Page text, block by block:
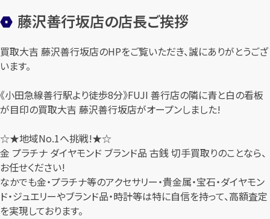
藤沢善行坂店の店長ご挨拶
買取大吉 藤沢善行坂店のHPをご覧いただき、誠にありがとうござ
います。
《小田急線善行駅より徒歩8分》FUJI 善行店の隣に青と白の看板
が目印の買取大吉 藤沢善行坂店がオープンしました!
☆★地域No.1へ挑戦!★☆
金 プラチナ ダイヤモンド ブランド品 古銭 切手買取りのことなら、
お任せください!
なかでも金・プラチナ等のアクセサリー・貴金属・宝石・ダイヤモン
ド・ジュエリーやブランド品・時計等は特に自信を持って、高額査定
を実現しております。